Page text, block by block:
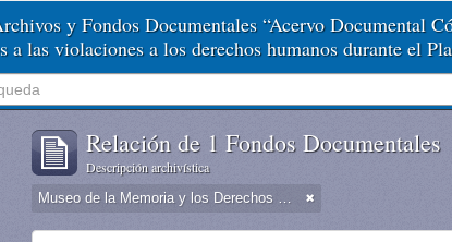
y Fondos Documentales “Acervo Documental
a las violaciones a los derechos humanos durante el
Relación de 1 Fondos Documentales
Descripción archivística
Museo de la Memoria y los Derechos Humanos - Chile